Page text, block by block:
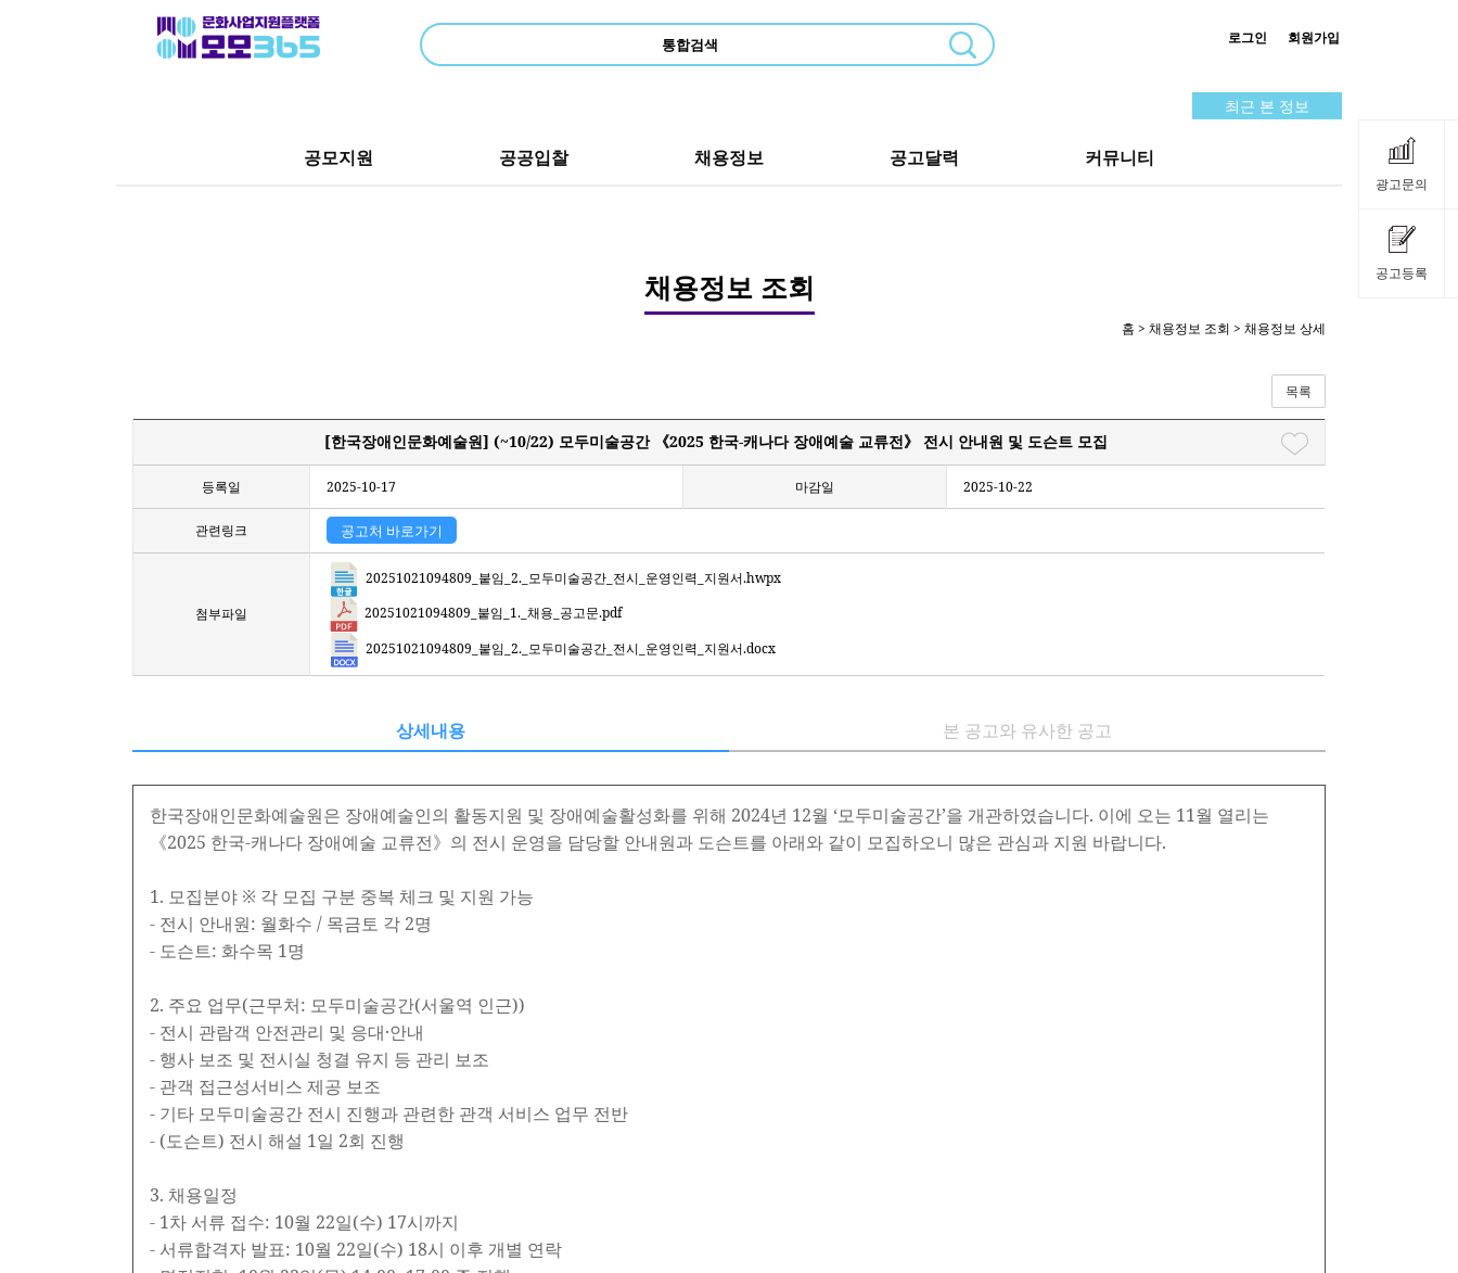
광고문의
공고등록
로그인 회원가입
최근 본 정보
공모지원 공공입찰 채용정보 공고달력 커뮤니티
채용정보 조회
홈 > 채용정보 조회 > 채용정보 상세
목록
[한국장애인문화예술원] (~10/22) 모두미술공간 《2025 한국-캐나다 장애예술 교류전》 전시 안내원 및 도슨트 모집
등록일 2025-10-17 마감일 2025-10-22
관련링크 공고처 바로가기
첨부파일
20251021094809_붙임_2._모두미술공간_전시_운영인력_지원서.hwpx
20251021094809_붙임_1._채용_공고문.pdf
20251021094809_붙임_2._모두미술공간_전시_운영인력_지원서.docx
상세내용 본 공고와 유사한 공고
한국장애인문화예술원은 장애예술인의 활동지원 및 장애예술활성화를 위해 2024년 12월 ‘모두미술공간’을 개관하였습니다. 이에 오는 11월 열리는
《2025 한국-캐나다 장애예술 교류전》의 전시 운영을 담당할 안내원과 도슨트를 아래와 같이 모집하오니 많은 관심과 지원 바랍니다.
1. 모집분야 ※ 각 모집 구분 중복 체크 및 지원 가능
- 전시 안내원: 월화수 / 목금토 각 2명
- 도슨트: 화수목 1명
2. 주요 업무(근무처: 모두미술공간(서울역 인근))
- 전시 관람객 안전관리 및 응대·안내
- 행사 보조 및 전시실 청결 유지 등 관리 보조
- 관객 접근성서비스 제공 보조
- 기타 모두미술공간 전시 진행과 관련한 관객 서비스 업무 전반
- (도슨트) 전시 해설 1일 2회 진행
3. 채용일정
- 1차 서류 접수: 10월 22일(수) 17시까지
- 서류합격자 발표: 10월 22일(수) 18시 이후 개별 연락